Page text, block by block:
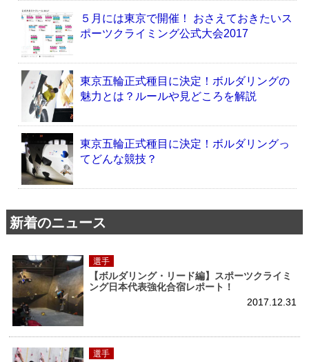
５月には東京で開催！ おさえておきたいス
ポーツクライミング公式大会2017
東京五輪正式種目に決定！ボルダリングの
魅力とは？ルールや見どころを解説
東京五輪正式種目に決定！ボルダリングっ
てどんな競技？
新着のニュース
選手
【ボルダリング・リード編】スポーツクライミ
ング日本代表強化合宿レポート！
2017.12.31
選手